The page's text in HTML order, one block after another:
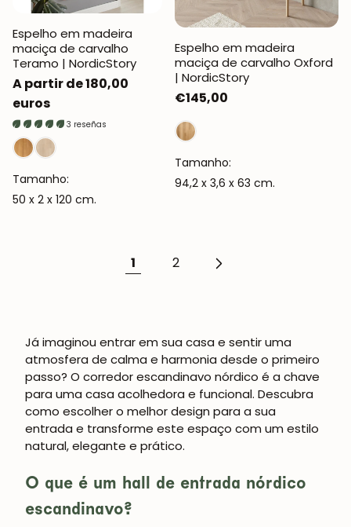
Espelho em madeira
maciça de carvalho
Teramo | NordicStory
Preço
normal
A partir de 180,00
euros
3 reseñas
Tamanho:
50 x 2 x 120 cm.
Espelho em madeira
maciça de carvalho Oxford
| NordicStory
Preço
normal
€145,00
Tamanho:
94,2 x 3,6 x 63 cm.
1 2
Já imaginou entrar em sua casa e sentir uma
atmosfera de calma e harmonia desde o primeiro
passo? O corredor escandinavo nórdico é a chave
para uma casa acolhedora e funcional. Descubra
como escolher o melhor design para a sua
entrada e transforme este espaço com um estilo
natural, elegante e prático.
O que é um hall de entrada nórdico
escandinavo?